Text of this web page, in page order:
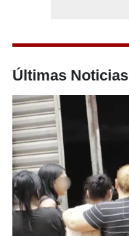
Últimas Noticias